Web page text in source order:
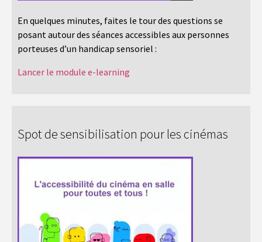
En quelques minutes, faites le tour des questions se
posant autour des séances accessibles aux personnes
porteuses d’un handicap sensoriel :
Lancer le module e-learning
Spot de sensibilisation pour les cinémas